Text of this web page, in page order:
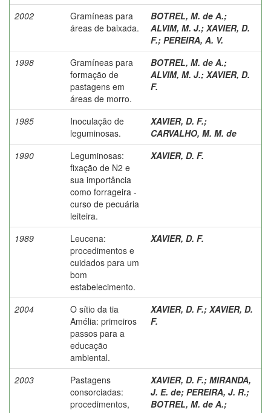
2002
Gramíneas para
áreas de baixada.
BOTREL, M. de A.;
ALVIM, M. J.; XAVIER, D.
F.; PEREIRA, A. V.
1998
Gramíneas para
formação de
pastagens em
áreas de morro.
BOTREL, M. de A.;
ALVIM, M. J.; XAVIER, D.
F.
1985
Inoculação de
leguminosas.
XAVIER, D. F.;
CARVALHO, M. M. de
1990
Leguminosas:
fixação de N2 e
sua importância
como forrageira -
curso de pecuária
leiteira.
XAVIER, D. F.
1989
Leucena:
procedimentos e
cuidados para um
bom
estabelecimento.
XAVIER, D. F.
2004
O sítio da tia
Amélia: primeiros
passos para a
educação
ambiental.
XAVIER, D. F.; XAVIER, D.
F.
2003
Pastagens
consorciadas:
procedimentos,
XAVIER, D. F.; MIRANDA,
J. E. de; PEREIRA, J. R.;
BOTREL, M. de A.;